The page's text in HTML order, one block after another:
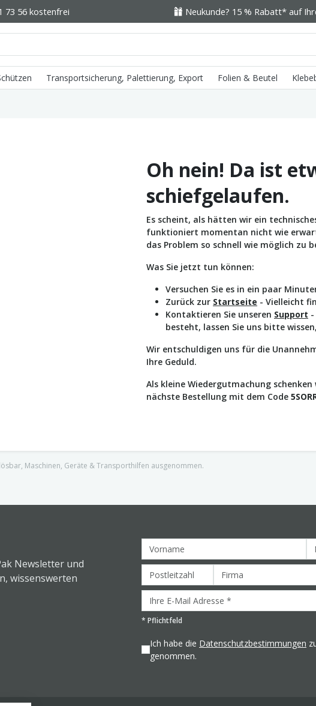
73 56 kostenfrei Neukunde? 15 % Rabatt* auf
Transportsicherung, Palettierung, Export Folien & Beutel
Oh nein! Da ist
schiefgelaufen.
Es scheint, als hätten wir ein
funktioniert momentan nicht wie
das Problem so schnell wie möglich zu
Was Sie jetzt tun können:
Versuchen Sie es in ein paar
Zurück zur Startseite - Vielleicht
Kontaktieren Sie unseren Support
besteht, lassen Sie uns bitte
Wir entschuldigen uns für die
Ihre Geduld.
Als kleine Wiedergutmachung
nächste Bestellung mit dem Code
Maschinen, Geräte & Transporthilfen ausgenommen.
Newsletter und
wissenswerten
* Pflichtfeld
Ich habe die Datenschutzbestimmungen
genommen.